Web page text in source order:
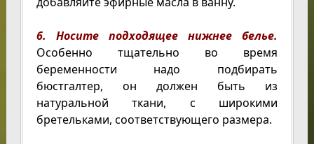
6. Носите подходящее нижнее белье.
Особенно тщательно во время
беременности надо подбирать
бюстгалтер, он должен быть из
натуральной ткани, с широкими
бретельками, соответствующего размера.